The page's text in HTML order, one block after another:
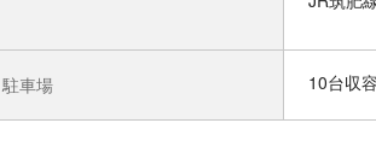
駐車場 10台収